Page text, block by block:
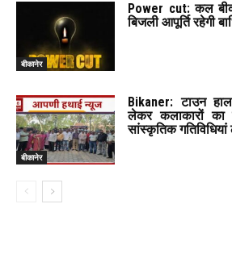
बीकानेर
Power cut: कल
बिजली आपूर्ति रहेगी
बीकानेर
Bikaner: टाउन
लेकर कलाकारों का
सांस्कृतिक गतिविधियां